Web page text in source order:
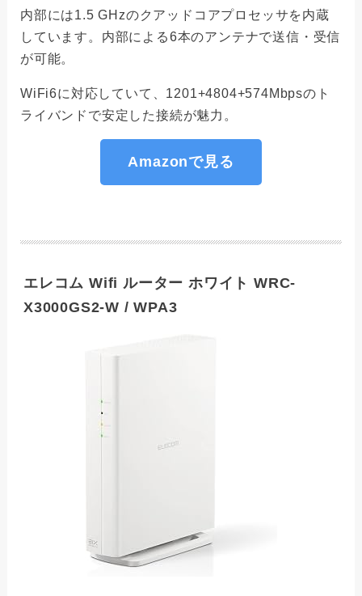
内部には1.5 GHzのクアッドコアプロセッサを内蔵
しています。内部による6本のアンテナで送信・受信
が可能。
WiFi6に対応していて、1201+4804+574Mbpsのト
ライバンドで安定した接続が魅力。
Amazonで見る
エレコム Wifi ルーター ホワイト WRC-
X3000GS2-W / WPA3